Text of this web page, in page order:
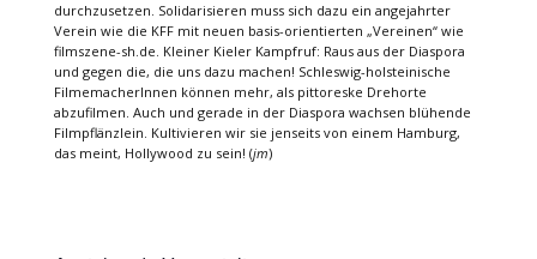
durchzusetzen. Solidarisieren muss sich dazu ein angejahrter
Verein wie die KFF mit neuen basis-orientierten „Vereinen“ wie
filmszene-sh.de. Kleiner Kieler Kampfruf: Raus aus der Diaspora
und gegen die, die uns dazu machen! Schleswig-holsteinische
FilmemacherInnen können mehr, als pittoreske Drehorte
abzufilmen. Auch und gerade in der Diaspora wachsen blühende
Filmpflänzlein. Kultivieren wir sie jenseits von einem Hamburg,
das meint, Hollywood zu sein! (jm)